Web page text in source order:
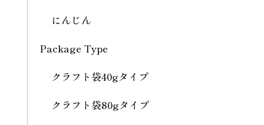
にんじん
Package Type
クラフト袋40gタイプ
クラフト袋80gタイプ